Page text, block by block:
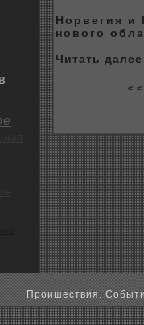
Норвегия и
нового
Читать
<
Пpoишествия.